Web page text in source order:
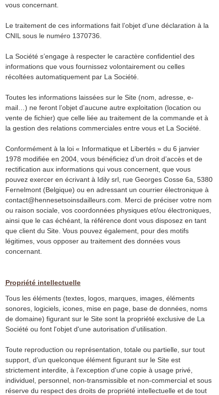
vous concernant.
Le traitement de ces informations fait l’objet d’une déclaration à la
CNIL sous le numéro 1370736.
La Société s’engage à respecter le caractère confidentiel des
informations que vous fournissez volontairement ou celles
récoltées automatiquement par La Société.
Toutes les informations laissées sur le Site (nom, adresse, e-
mail…) ne feront l’objet d’aucune autre exploitation (location ou
vente de fichier) que celle liée au traitement de la commande et à
la gestion des relations commerciales entre vous et La Société.
Conformément à la loi « Informatique et Libertés » du 6 janvier
1978 modifiée en 2004, vous bénéficiez d’un droit d’accès et de
rectification aux informations qui vous concernent, que vous
pouvez exercer en écrivant à Idily srl, rue Georges Cosse 6a, 5380
Fernelmont (Belgique) ou en adressant un courrier électronique à
contact@hennesetsoinsdailleurs.com . Merci de préciser votre nom
ou raison sociale, vos coordonnées physiques et/ou électroniques,
ainsi que le cas échéant, la référence dont vous disposez en tant
que client du Site. Vous pouvez également, pour des motifs
légitimes, vous opposer au traitement des données vous
concernant.
Propriété intellectuelle
Tous les éléments (textes, logos, marques, images, éléments
sonores, logiciels, icones, mise en page, base de données, noms
de domaine) figurant sur le Site sont la propriété exclusive de La
Société ou font l'objet d'une autorisation d'utilisation.
Toute reproduction ou représentation, totale ou partielle, sur tout
support, d’un quelconque élément figurant sur le Site est
strictement interdite, à l'exception d'une copie à usage privé,
individuel, personnel, non-transmissible et non-commercial et sous
réserve du respect des droits de propriété intellectuelle et de tout